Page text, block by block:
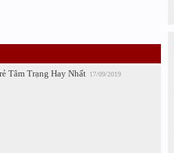
Tâm Trạng Hay Nhất 17/09/2019